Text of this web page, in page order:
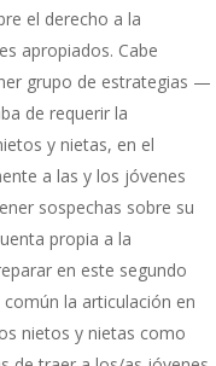
el derecho a la
apropiados. Cabe
grupo de estrategias —
de requerir la
y nietas, en el
a las y los jóvenes
sospechas sobre su
propia a la
en este segundo
la articulación en
nietos y nietas como